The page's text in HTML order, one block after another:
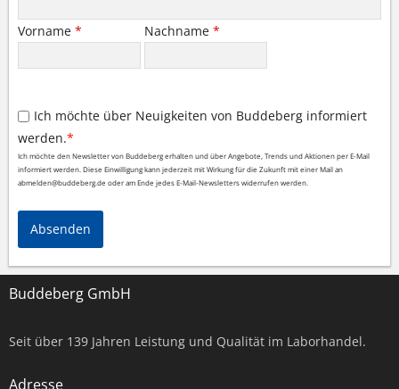
Vorname * Nachname *
Ich möchte über Neuigkeiten von Buddeberg informiert
werden.*
Ich möchte den Newsletter von Buddeberg erhalten und über Angebote, Trends und Aktionen per E-Mail
informiert werden. Diese Einwilligung kann jederzeit mit Wirkung für die Zukunft mit einer Mail an
abmelden@buddeberg.de oder am Ende jedes E-Mail-Newsletters widerrufen werden.
Absenden
Buddeberg GmbH
Seit über 139 Jahren Leistung und Qualität im Laborhandel.
Adresse